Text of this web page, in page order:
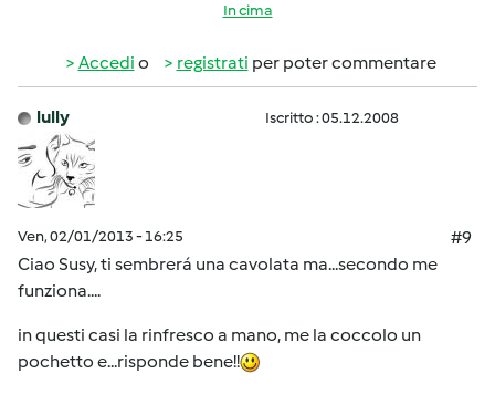
In cima
Accedi o registrati per poter commentare
lully Iscritto : 05.12.2008
Ven, 02/01/2013 - 16:25
#9
Ciao Susy, ti sembrerá una cavolata ma...secondo me
funziona....
in questi casi la rinfresco a mano, me la coccolo un
pochetto e...risponde bene!!